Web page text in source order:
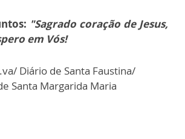
"Sagrado coração de Jesus,
em Vós!
Diário de Santa Faustina/
Santa Margarida Maria